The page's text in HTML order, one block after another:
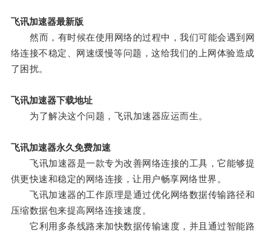
飞讯加速器最新版
然而，有时候在使用网络的过程中，我们可能会遇到网
络连接不稳定、网速缓慢等问题，这给我们的上网体验造成
了困扰。
飞讯加速器下载地址
为了解决这个问题，飞讯加速器应运而生。
飞讯加速器永久免费加速
飞讯加速器是一款专为改善网络连接的工具，它能够提
供更快速和稳定的网络连接，让用户畅享网络世界。
飞讯加速器的工作原理是通过优化网络数据传输路径和
压缩数据包来提高网络连接速度。
它利用多条线路来加快数据传输速度，并且通过智能路